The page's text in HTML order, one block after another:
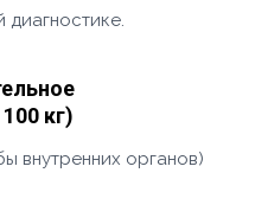
диагностике.
кг)
внутренних органов)